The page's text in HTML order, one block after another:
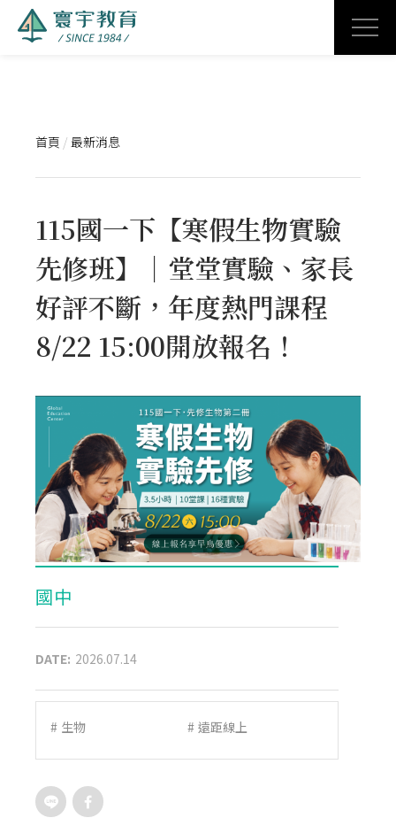
首頁 / 最新消息
115國一下【寒假生物實驗
先修班】｜堂堂實驗、家長
好評不斷，年度熱門課程
8/22 15:00開放報名！
國中
DATE: 2026.07.14
# 生物 # 遠距線上